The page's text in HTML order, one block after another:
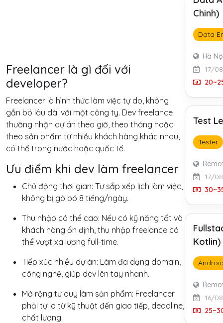
Freelancer là gì đối với
developer?
Freelancer là hình thức làm việc tự do, không
gắn bó lâu dài với một công ty. Dev freelance
thường nhận dự án theo giờ, theo tháng hoặc
theo sản phẩm từ nhiều khách hàng khác nhau,
có thể trong nước hoặc quốc tế.
Ưu điểm khi dev làm freelancer
Chủ động thời gian: Tự sắp xếp lịch làm việc,
không bị gò bó 8 tiếng/ngày.
Thu nhập có thể cao: Nếu có kỹ năng tốt và
khách hàng ổn định, thu nhập freelance có
thể vượt xa lương full-time.
Tiếp xúc nhiều dự án: Làm đa dạng domain,
công nghệ, giúp dev lên tay nhanh.
Mở rộng tư duy làm sản phẩm: Freelancer
phải tự lo từ kỹ thuật đến giao tiếp, deadline,
chất lượng.
Chinh)
Data
Hà
17/
Test
Tester
17/
16/